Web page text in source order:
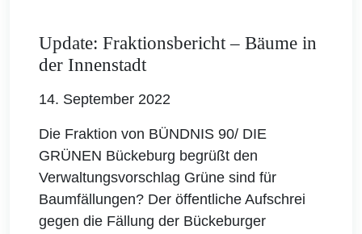
Update: Fraktionsbericht – Bäume in
der Innenstadt
14. September 2022
Die Fraktion von BÜNDNIS 90/ DIE
GRÜNEN Bückeburg begrüßt den
Verwaltungsvorschlag Grüne sind für
Baumfällungen? Der öffentliche Aufschrei
gegen die Fällung der Bückeburger